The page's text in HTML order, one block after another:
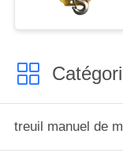
treuil manuel de